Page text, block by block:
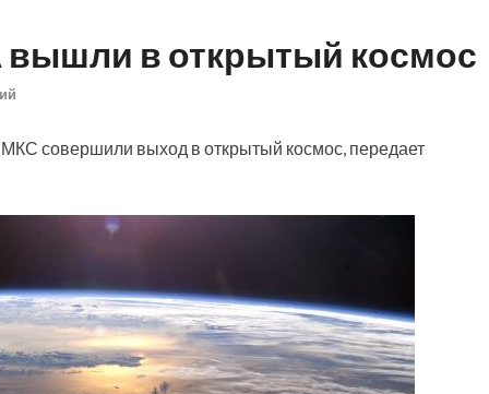
вышли в открытый космос
совершили выход в открытый космос, передает